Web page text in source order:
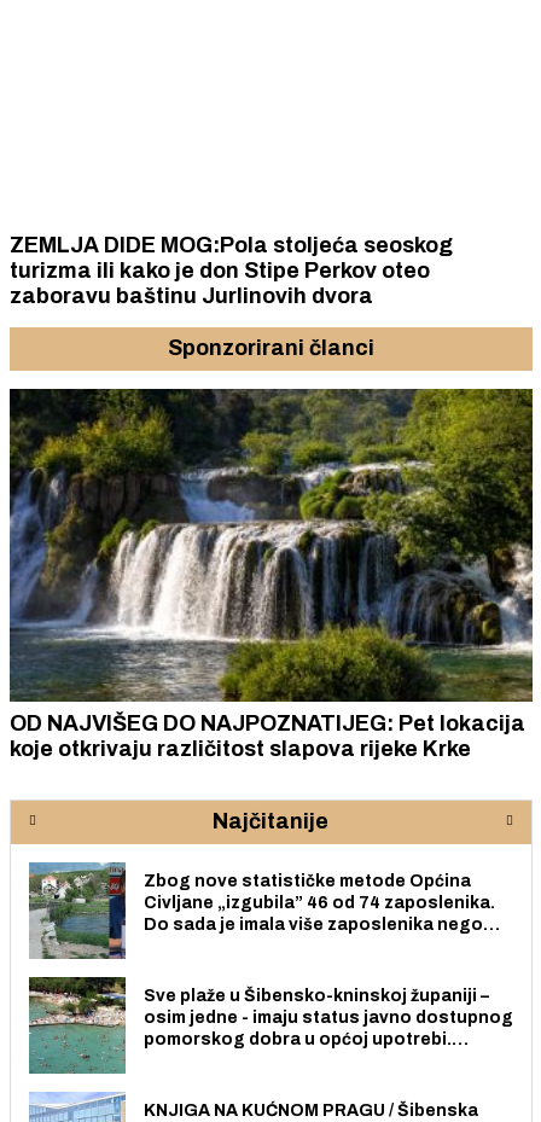
ZEMLJA DIDE MOG:Pola stoljeća seoskog
turizma ili kako je don Stipe Perkov oteo
zaboravu baštinu Jurlinovih dvora
Sponzorirani članci
OD NAJVIŠEG DO NAJPOZNATIJEG: Pet lokacija
koje otkrivaju različitost slapova rijeke Krke
Najčitanije
Zbog nove statističke metode Općina
Civljane „izgubila” 46 od 74 zaposlenika.
Do sada je imala više zaposlenika nego
Sve plaže u Šibensko-kninskoj županiji –
osim jedne - imaju status javno dostupnog
pomorskog dobra u općoj upotrebi.
KNJIGA NA KUĆNOM PRAGU / Šibenska